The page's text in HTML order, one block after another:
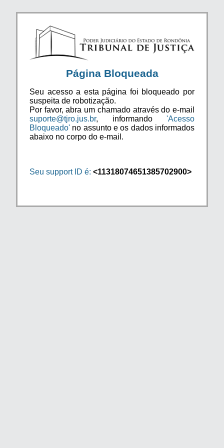
Página Bloqueada
Seu acesso a esta página foi bloqueado por
suspeita de robotização.
Por favor, abra um chamado através do e-mail
suporte@tjro.jus.br, informando 'Acesso
Bloqueado' no assunto e os dados informados
abaixo no corpo do e-mail.
Seu support ID é: <11318074651385702900>